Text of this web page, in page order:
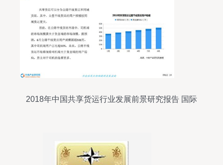
2018年中国共享货运行业发展前景研究报告 国际